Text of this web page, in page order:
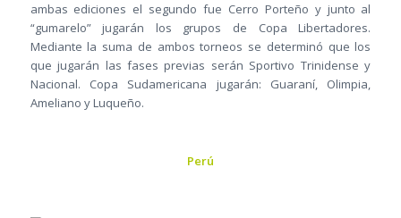
ambas ediciones el segundo fue Cerro Porteño y junto al
“gumarelo” jugarán los grupos de Copa Libertadores.
Mediante la suma de ambos torneos se determinó que los
que jugarán las fases previas serán Sportivo Trinidense y
Nacional. Copa Sudamericana jugarán: Guaraní, Olimpia,
Ameliano y Luqueño.
Perú